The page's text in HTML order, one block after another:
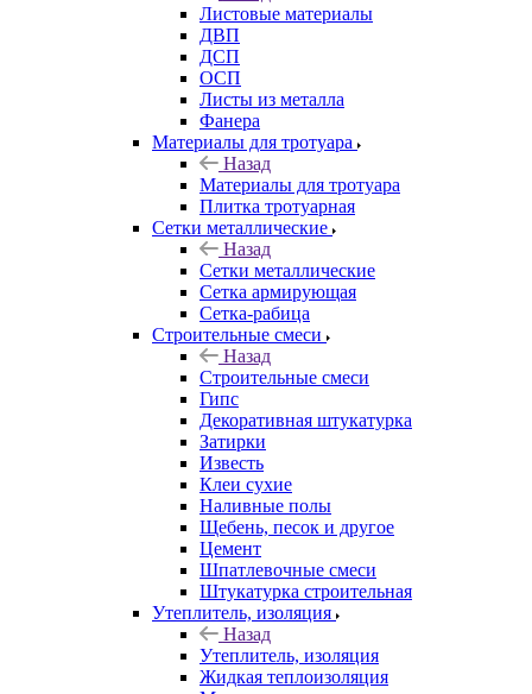
Листовые материалы
ДВП
ДСП
ОСП
Листы из металла
Фанера
Материалы для тротуара
Назад
Материалы для тротуара
Плитка тротуарная
Сетки металлические
Назад
Сетки металлические
Сетка армирующая
Сетка-рабица
Строительные смеси
Назад
Строительные смеси
Гипс
Декоративная штукатурка
Затирки
Известь
Клеи сухие
Наливные полы
Щебень, песок и другое
Цемент
Шпатлевочные смеси
Штукатурка строительная
Утеплитель, изоляция
Назад
Утеплитель, изоляция
Жидкая теплоизоляция